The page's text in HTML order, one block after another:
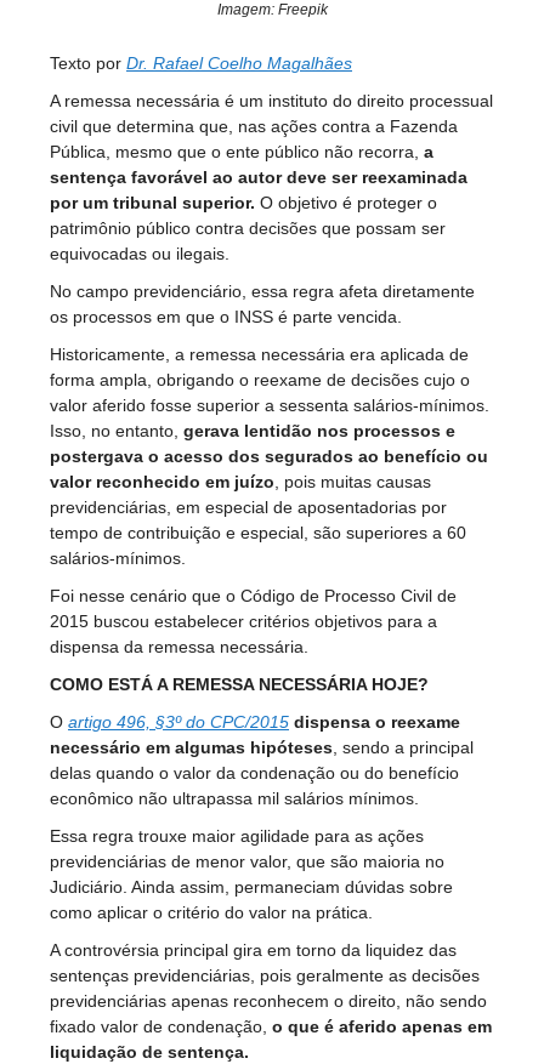
Imagem: Freepik
Texto por Dr. Rafael Coelho Magalhães
A remessa necessária é um instituto do direito processual
civil que determina que, nas ações contra a Fazenda
Pública, mesmo que o ente público não recorra, a
sentença favorável ao autor deve ser reexaminada
por um tribunal superior. O objetivo é proteger o
patrimônio público contra decisões que possam ser
equivocadas ou ilegais.
No campo previdenciário, essa regra afeta diretamente
os processos em que o INSS é parte vencida.
Historicamente, a remessa necessária era aplicada de
forma ampla, obrigando o reexame de decisões cujo o
valor aferido fosse superior a sessenta salários-mínimos.
Isso, no entanto, gerava lentidão nos processos e
postergava o acesso dos segurados ao benefício ou
valor reconhecido em juízo, pois muitas causas
previdenciárias, em especial de aposentadorias por
tempo de contribuição e especial, são superiores a 60
salários-mínimos.
Foi nesse cenário que o Código de Processo Civil de
2015 buscou estabelecer critérios objetivos para a
dispensa da remessa necessária.
COMO ESTÁ A REMESSA NECESSÁRIA HOJE?
O artigo 496, §3º do CPC/2015 dispensa o reexame
necessário em algumas hipóteses, sendo a principal
delas quando o valor da condenação ou do benefício
econômico não ultrapassa mil salários mínimos.
Essa regra trouxe maior agilidade para as ações
previdenciárias de menor valor, que são maioria no
Judiciário. Ainda assim, permaneciam dúvidas sobre
como aplicar o critério do valor na prática.
A controvérsia principal gira em torno da liquidez das
sentenças previdenciárias, pois geralmente as decisões
previdenciárias apenas reconhecem o direito, não sendo
fixado valor de condenação, o que é aferido apenas em
liquidação de sentença.